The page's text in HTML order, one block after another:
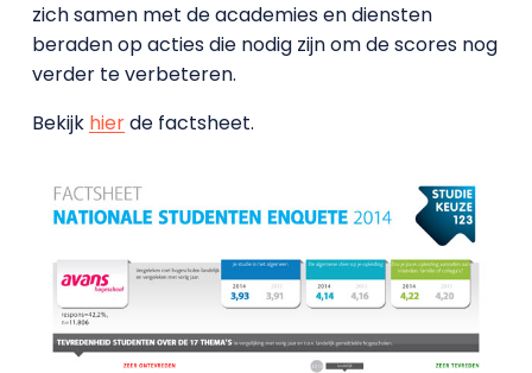
zich samen met de academies en diensten
beraden op acties die nodig zijn om de scores nog
verder te verbeteren.
Bekijk hierde factsheet.